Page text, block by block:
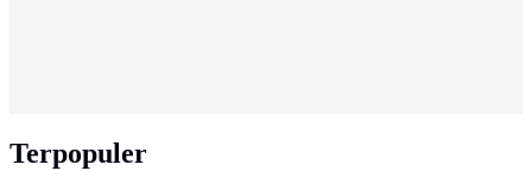
Terpopuler